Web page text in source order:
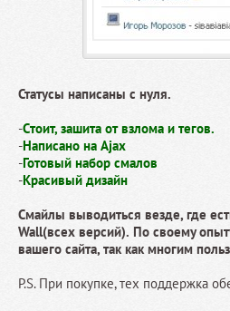
Статусы написаны с нуля.
-Cтоит, зашита от взлома и тегов.
-Написано на Ajax
-Готовый набор смалов
-Красивый дизайн
Смайлы выводиться везде, где
Wall(всех версий). По своему
вашего сайта, так как многим
P.S. При покупке, тех поддержка